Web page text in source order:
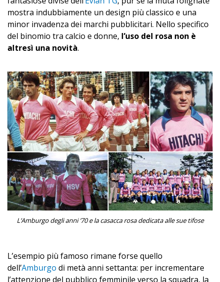
mostra indubbiamente un design più classico e una
minor invadenza dei marchi pubblicitari. Nello specifico
del binomio tra calcio e donne, l’uso del rosa non è
altresì una novità.
L’Amburgo degli anni ’70 e la casacca rosa dedicata alle sue tifose
L’esempio più famoso rimane forse quello
dell’Amburgo di metà anni settanta: per incrementare
l’attenzione del pubblico femminile verso la squadra, la